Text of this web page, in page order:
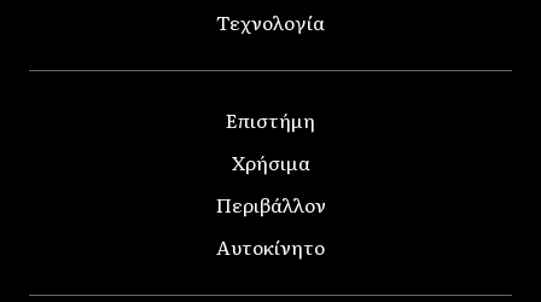
Τεχνολογία
Επιστήμη
Χρήσιμα
Περιβάλλον
Αυτοκίνητο